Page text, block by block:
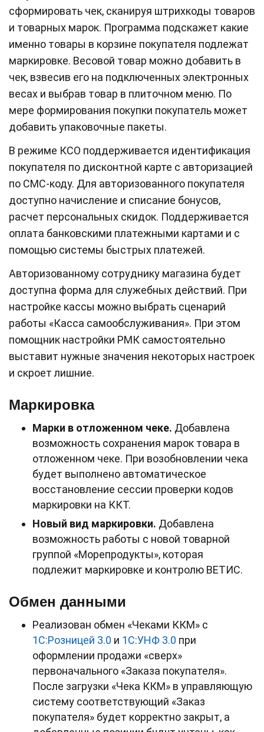
сформировать чек, сканируя штрихкоды товаров
и товарных марок. Программа подскажет какие
именно товары в корзине покупателя подлежат
маркировке. Весовой товар можно добавить в
чек, взвесив его на подключенных электронных
весах и выбрав товар в плиточном меню. По
мере формирования покупки покупатель может
добавить упаковочные пакеты.
В режиме КСО поддерживается идентификация
покупателя по дисконтной карте с авторизацией
по СМС-коду. Для авторизованного покупателя
доступно начисление и списание бонусов,
расчет персональных скидок. Поддерживается
оплата банковскими платежными картами и с
помощью системы быстрых платежей.
Авторизованному сотруднику магазина будет
доступна форма для служебных действий. При
настройке кассы можно выбрать сценарий
работы «Касса самообслуживания». При этом
помощник настройки РМК самостоятельно
выставит нужные значения некоторых настроек
и скроет лишние.
Маркировка
Марки в отложенном чеке. Добавлена
возможность сохранения марок товара в
отложенном чеке. При возобновлении чека
будет выполнено автоматическое
восстановление сессии проверки кодов
маркировки на ККТ.
Новый вид маркировки. Добавлена
возможность работы с новой товарной
группой «Морепродукты», которая
подлежит маркировке и контролю ВЕТИС.
Обмен данными
Реализован обмен «Чеками ККМ» с
1С:Розницей 3.0 и 1С:УНФ 3.0 при
оформлении продажи «сверх»
первоначального «Заказа покупателя».
После загрузки «Чека ККМ» в управляющую
систему соответствующий «Заказ
покупателя» будет корректно закрыт, а